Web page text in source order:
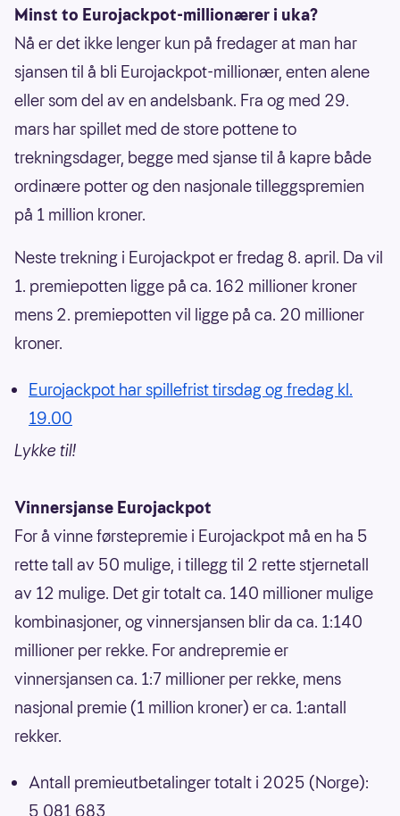
Minst to Eurojackpot-millionærer i uka?
Nå er det ikke lenger kun på fredager at man har
sjansen til å bli Eurojackpot-millionær, enten alene
eller som del av en andelsbank. Fra og med 29.
mars har spillet med de store pottene to
trekningsdager, begge med sjanse til å kapre både
ordinære potter og den nasjonale tilleggspremien
på 1 million kroner.
Neste trekning i Eurojackpot er fredag 8. april. Da vil
1. premiepotten ligge på ca. 162 millioner kroner
mens 2. premiepotten vil ligge på ca. 20 millioner
kroner.
Eurojackpot har spillefrist tirsdag og fredag kl.
19.00
Lykke til!
Vinnersjanse Eurojackpot
For å vinne førstepremie i Eurojackpot må en ha 5
rette tall av 50 mulige, i tillegg til 2 rette stjernetall
av 12 mulige. Det gir totalt ca. 140 millioner mulige
kombinasjoner, og vinnersjansen blir da ca. 1:140
millioner per rekke. For andrepremie er
vinnersjansen ca. 1:7 millioner per rekke, mens
nasjonal premie (1 million kroner) er ca. 1:antall
rekker.
Antall premieutbetalinger totalt i 2025 (Norge):
5 081 683